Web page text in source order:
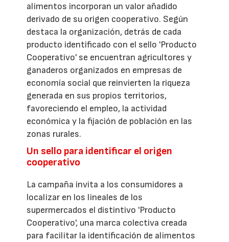
alimentos incorporan un valor añadido
derivado de su origen cooperativo. Según
destaca la organización, detrás de cada
producto identificado con el sello 'Producto
Cooperativo' se encuentran agricultores y
ganaderos organizados en empresas de
economía social que reinvierten la riqueza
generada en sus propios territorios,
favoreciendo el empleo, la actividad
económica y la fijación de población en las
zonas rurales.
Un sello para identificar el origen
cooperativo
La campaña invita a los consumidores a
localizar en los lineales de los
supermercados el distintivo 'Producto
Cooperativo', una marca colectiva creada
para facilitar la identificación de alimentos